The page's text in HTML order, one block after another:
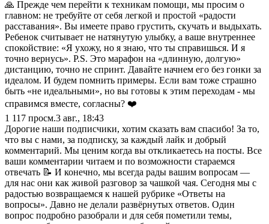
🙏 Прежде чем перейти к техникам помощи, мы просим о
главном: не требуйте от себя легкой и простой «радости
расставания». Вы имеете право грустить, скучать и выдыхать.
Ребенок считывает не натянутую улыбку, а ваше внутреннее
спокойствие: «Я ухожу, но я знаю, что ты справишься. И я
точно вернусь». P.S. Это марафон на «длинную, долгую»
дистанцию, точно не спринт. Давайте начнем его без гонки за
идеалом. И будем помнить примеры. Если вам тоже страшно
быть «не идеальными», но вы готовы к этим переходам - мы
справимся вместе, согласны? ❤️
1 117 просм.3 авг., 18:43
Дорогие наши подписчики, хотим сказать вам спасибо! За то,
что вы с нами, за подписку, за каждый лайк и добрый
комментарий. Мы ценим когда вы откликаетесь на посты. Все
ваши комментарии читаем и по возможности стараемся
отвечать 📝 И конечно, мы всегда рады вашим вопросам —
для нас они как живой разговор за чашкой чая. Сегодня мы с
радостью возвращаемся к нашей рубрике «Ответы на
вопросы». Давно не делали развёрнутых ответов. Один
вопрос подробно разобрали и для себя пометили темы,